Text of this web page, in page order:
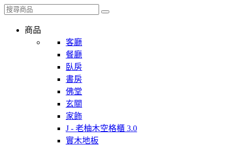
商品
客廳
餐廳
臥房
書房
佛堂
玄關
家飾
J - 老柚木空格櫃 3.0
實木地板